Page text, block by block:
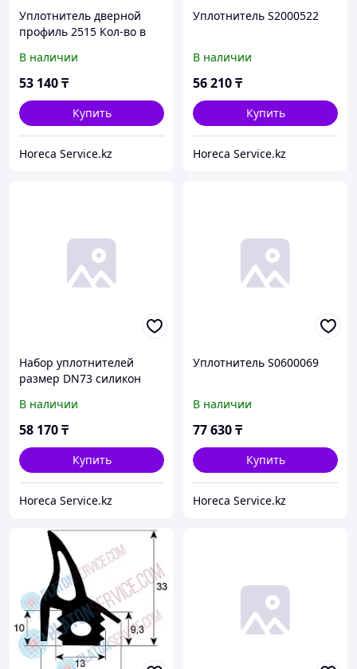
Уплотнитель дверной
профиль 2515 Кол-во в
В наличии
53 140₸
Купить
Horeca Service.kz
Уплотнитель S2000522
В наличии
56 210₸
Купить
Horeca Service.kz
Набор уплотнителей
размер DN73 силикон
В наличии
58 170₸
Купить
Horeca Service.kz
Уплотнитель S0600069
В наличии
77 630₸
Купить
Horeca Service.kz